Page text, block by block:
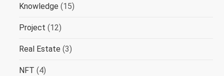
Knowledge (15)
Project (12)
Real Estate (3)
NFT (4)